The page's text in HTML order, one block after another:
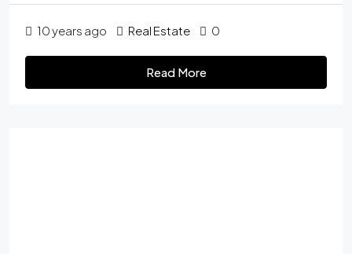
10 years ago Real Estate 0
Read More